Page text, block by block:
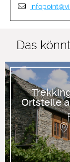
Das
Ortsteile